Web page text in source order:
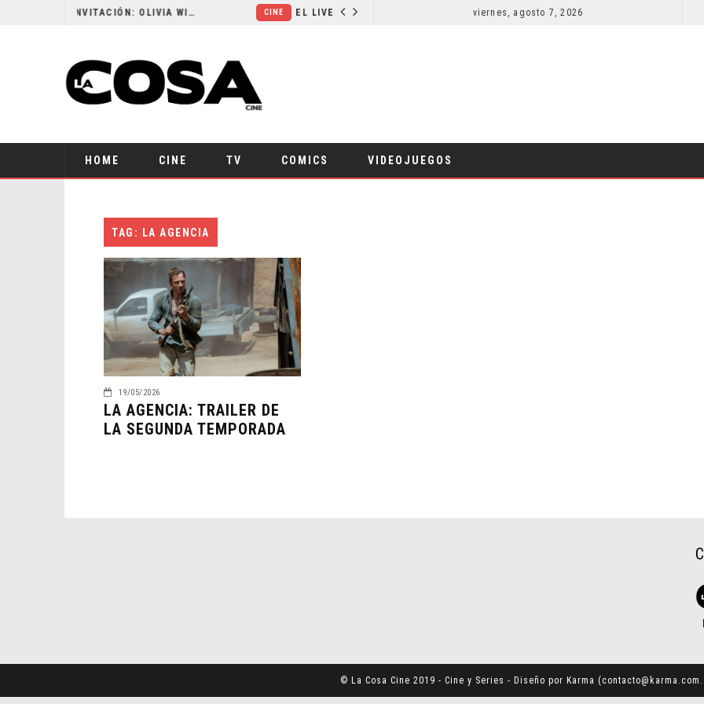
RESEÑA LA INVITACIÓN: OLIVIA WILDE REFLEXIONA SOBRE LA VIDA CONYUGAL CINE
viernes, agosto 7, 2026
HOME CINE TV COMICS VIDEOJUEGOS
TAG: LA AGENCIA
19/05/2026
LA AGENCIA: TRAILER DE
LA SEGUNDA TEMPORADA
© La Cosa Cine 2019 - Cine y Series - Diseño por Karma (